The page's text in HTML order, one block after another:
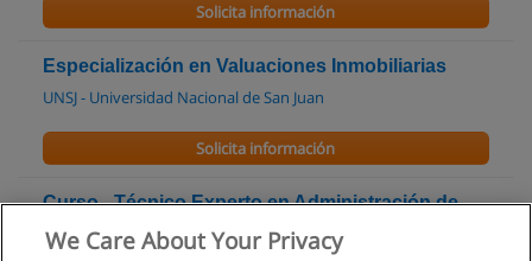
Solicita información
Especialización en Valuaciones Inmobiliarias
UNSJ - Universidad Nacional de San Juan
Solicita información
Curso - Técnico Experto en Administración de
Consorcios y Urbanizaciones Modernas (100% a
Distancia)
We Care About Your Privacy